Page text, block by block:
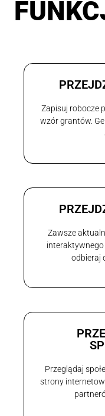
Zapisuj robocze
wzór grantów.
Zawsze
interaktywnego
odbieraj
Przeglądaj
strony